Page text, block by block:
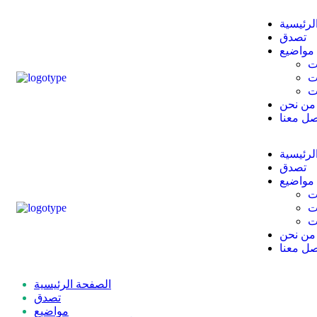
تصدق
مواضيع
من نحن
معنا
تصدق
مواضيع
من نحن
معنا
الصفحة الرئيسية
تصدق
مواضيع